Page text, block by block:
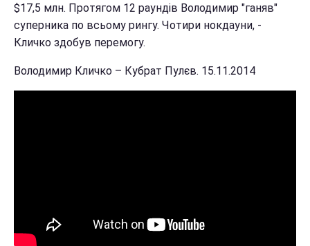
$17,5 млн. Протягом 12 раундів Володимир "ганяв"
суперника по всьому рингу. Чотири нокдауни, -
Кличко здобув перемогу.
Володимир Кличко – Кубрат Пулєв. 15.11.2014